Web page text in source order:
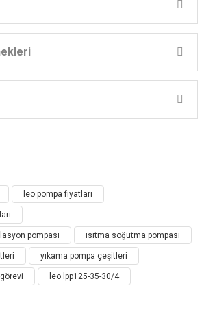
SERİ DİKEY SIRALI
POMPA
Sıralı Pompa
Sıralı Pompanın
ve Havalandırma): Sıcak su
akışı, sıcaklık karışım akışı, oiler ve
Yorum Yaz
leo pompa fiyatları
pompası ısıtma soğutma pompası
yıkama pompa çeşitleri
leo lpp125-35-30/4